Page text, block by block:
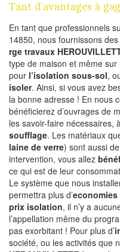
Tant d’avantages à
En tant que professionnels
14850, nous fournissons
rge travaux
type de maison et même sur
pour l’isolation sous-sol,
isoler. Ainsi, si vous avez
la bonne adresse ! En nous
bénéficierez d’ouvrages de
les savoir-faire nécessaires,
soufflage. Les matériaux
laine de verre) sont aussi
intervention, vous allez
ce qui est de leur
Le système que nous
permettra plus d’economies
prix isolation, il n’y a
l’appellation même du
pas exorbitant ! Pour plus d’
société, ou les activités que